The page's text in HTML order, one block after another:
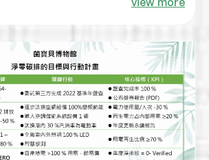
本館【人＋車＋景】合照，於社群
分享
量凍 ×1包
單車、通勤腳踏車、買菜自行
....通通都來吧！